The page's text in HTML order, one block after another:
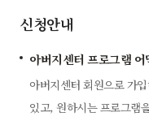
신청안내
아버지센터 프로그램
아버지센터 회원으로 가
있고, 원하시는 프로그램